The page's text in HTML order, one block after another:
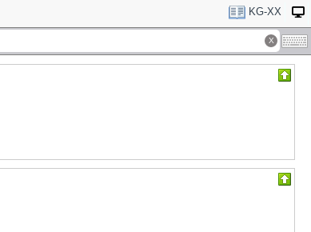
KG-XX